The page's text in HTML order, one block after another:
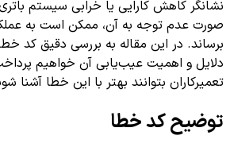
نشانگر کاهش کارایی یا خرابی سیستم
صورت عدم توجه به آن، ممکن است به
دلایل و اهمیت عیب‌یابی آن خواهیم
تعمیرکاران بتوانند بهتر با این خطا آشنا
توضیح کد خطا